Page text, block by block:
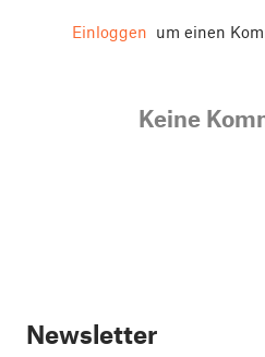
Einloggen um einen
Keine
Newsletter